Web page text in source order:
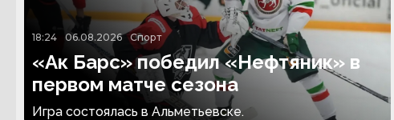
18:24 06.08.2026 Спорт
«Ак Барс» победил «Нефтяник» в
первом матче сезона
Игра состоялась в Альметьевске.